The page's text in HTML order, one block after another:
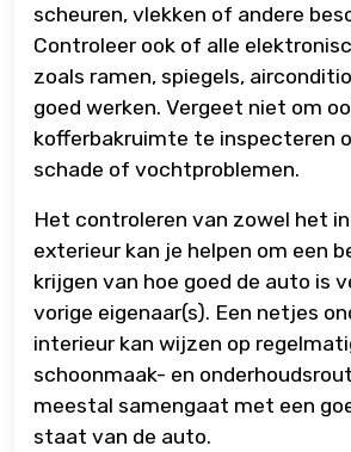
scheuren, vlekken of andere
Controleer ook of alle
zoals ramen, spiegels,
goed werken. Vergeet niet om
kofferbakruimte te inspecteren
schade of vochtproblemen.
Het controleren van zowel het
exterieur kan je helpen om een
krijgen van hoe goed de auto is
vorige eigenaar(s). Een netjes
interieur kan wijzen op
schoonmaak- en
meestal samengaat met een
staat van de auto.